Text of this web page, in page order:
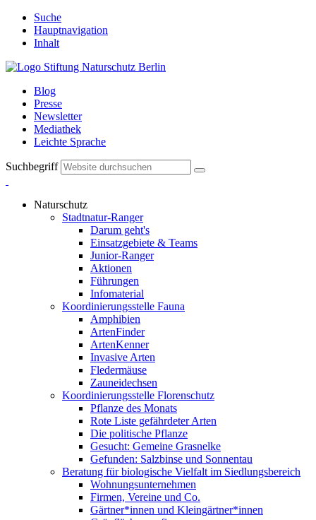
Suche
Hauptnavigation
Inhalt
Blog
Presse
Newsletter
Mediathek
Leichte Sprache
Suchbegriff
Naturschutz
Stadtnatur-Ranger
Darum geht's
Einsatzgebiete & Teams
Junior-Ranger
Aktionen
Führungen
Infomaterial
Koordinierungsstelle Fauna
Amphibien
ArtenFinder
ArtenKenner
Invasive Arten
Fledermäuse
Zauneidechsen
Koordinierungsstelle Florenschutz
Pflanze des Monats
Rote Liste gefährdeter Arten
Die politische Pflanze
Gesucht: Gemeine Grasnelke
Gefunden: Salzbinse und Sonnentau
Beratung für biologische Vielfalt im Siedlungsbereich
Wohnungsunternehmen
Firmen, Vereine und Co.
Gärtner*innen und Kleingärtner*innen